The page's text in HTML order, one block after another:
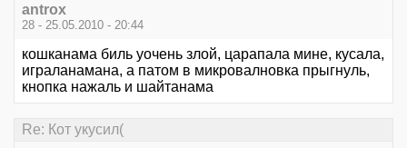
antrox
28 - 25.05.2010 - 20:44
кошканама биль уочень злой, царапала мине, кусала,
играланамана, а патом в микровалновка прыгнуль,
кнопка нажаль и шайтанама
Re: Кот укусил(